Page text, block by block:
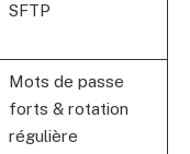
SFTP
Mots de passe
forts & rotation
régulière